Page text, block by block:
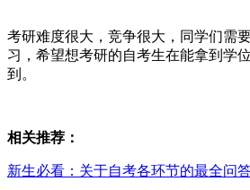
考研难度很大，竞争很大，同学们需
习，希望想考研的自考生在能拿到学
到。
相关推荐：
新生必看：关于自考各环节的最全问